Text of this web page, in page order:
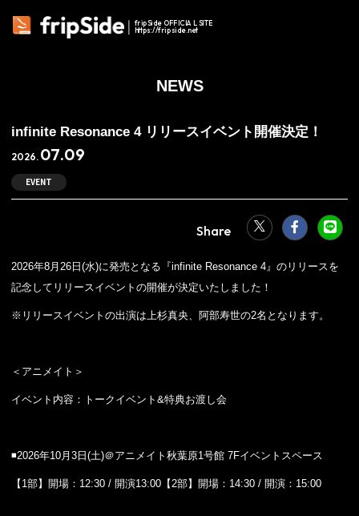
fripSide OFFICIAL SITE
https://fripside.net
NEWS
infinite Resonance 4 リリースイベント開催決定！
2026. 07.09
EVENT
2026年8月26日(水)に発売となる『infinite Resonance 4』のリリースを
記念してリリースイベントの開催が決定いたしました！
※リリースイベントの出演は上杉真央、阿部寿世の2名となります。
＜アニメイト＞
イベント内容：トークイベント&特典お渡し会
◾️2026年10月3日(土)＠アニメイト秋葉原1号館 7Fイベントスペース
【1部】開場：12:30 / 開演13:00【2部】開場：14:30 / 開演：15:00